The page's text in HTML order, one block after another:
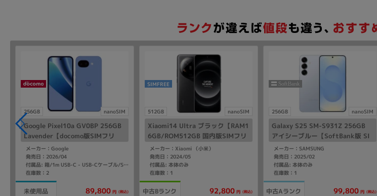
256GB nanoSIM
Google Pixel10a GV0BP 256GB
Lavender【docomo版SIMフリ
ー】
メーカー：Google
発売日：2026/04
付属品: 箱/1m USB-C - USB-Cケーブル/SIM取り出しツール
在庫数：2
未使用品 89,800 円 (税込)
512GB nanoSIM
SIMFREE
Xiaomi14 Ultra ブラック【RAM1
6GB/ROM512GB 国内版SIMフリ
ー】
メーカー：Xiaomi （小米）
発売日：2024/05
付属品: 本体のみ
在庫数：1
中古Bランク 92,800 円 (税込)
256GB nanoSIM
Galaxy S25 SM-S931Z 256GB
アイシーブルー【SoftBank版 SI
Mフリー】
メーカー：SAMSUNG
発売日：2025/02
付属品: 本体のみ
在庫数：1
中古Aランク 99,800 円 (税込)